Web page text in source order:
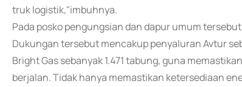
truk logistik,"imbuhnya.
Pada posko pengungsian dan dapur umum
Dukungan tersebut mencakup penyaluran Avtur
Bright Gas sebanyak 1.471 tabung, guna
berjalan. Tidak hanya memastikan ketersediaan